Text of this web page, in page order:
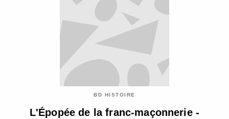
BD HISTOIRE
L'Épopée de la franc-maçonnerie -